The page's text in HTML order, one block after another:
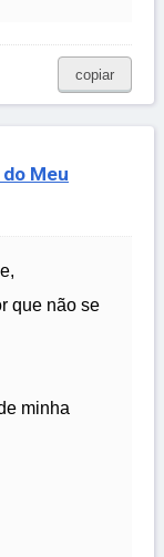
copiar
Meu
que não se
minha